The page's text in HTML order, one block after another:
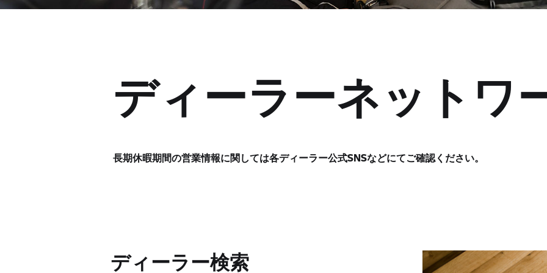
ディーラーネットワ
長期休暇期間の営業情報に関しては各ディーラー公式SNSなどにてご確認ください。
ディーラー検索